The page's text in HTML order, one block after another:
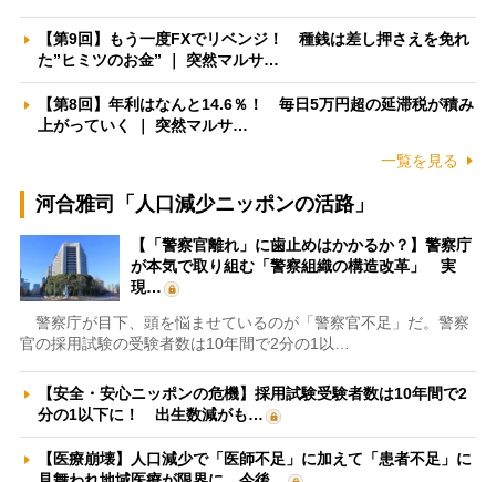
【第9回】もう一度FXでリベンジ！ 種銭は差し押さえを免れ
た”ヒミツのお金” ｜ 突然マルサ…
【第8回】年利はなんと14.6％！ 毎日5万円超の延滞税が積み
上がっていく ｜ 突然マルサ…
一覧を見る
河合雅司「人口減少ニッポンの活路」
【「警察官離れ」に歯止めはかかるか？】警察庁
が本気で取り組む「警察組織の構造改革」 実
現…
警察庁が目下、頭を悩ませているのが「警察官不足」だ。警察
官の採用試験の受験者数は10年間で2分の1以…
【安全・安心ニッポンの危機】採用試験受験者数は10年間で2
分の1以下に！ 出生数減がも…
【医療崩壊】人口減少で「医師不足」に加えて「患者不足」に